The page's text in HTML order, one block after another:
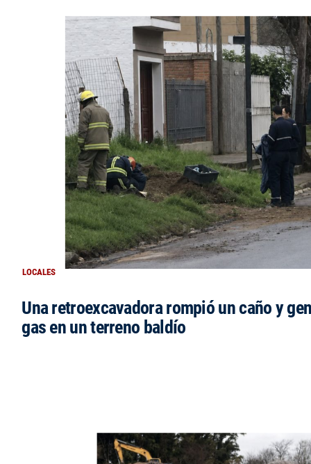
LOCALES
Una retroexcavadora rompió un caño y
gas en un terreno baldío